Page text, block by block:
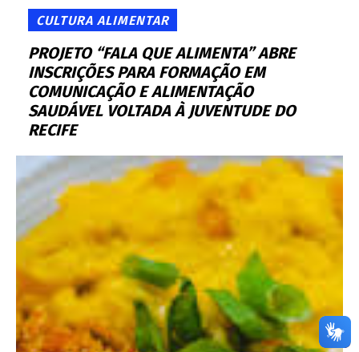
CULTURA ALIMENTAR
PROJETO “FALA QUE ALIMENTA” ABRE
INSCRIÇÕES PARA FORMAÇÃO EM
COMUNICAÇÃO E ALIMENTAÇÃO
SAUDÁVEL VOLTADA À JUVENTUDE DO
RECIFE